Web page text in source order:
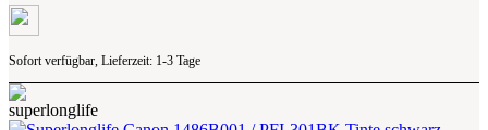
Sofort verfügbar, Lieferzeit: 1-3 Tage